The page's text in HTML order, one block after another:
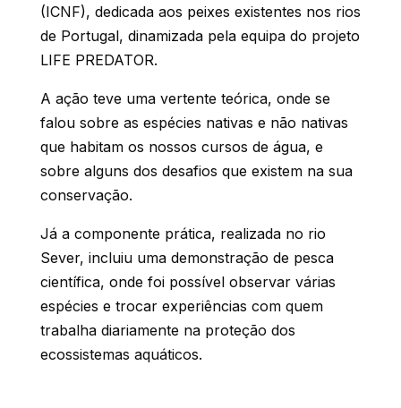
(ICNF), dedicada aos peixes existentes nos rios
de Portugal, dinamizada pela equipa do projeto
LIFE PREDATOR.
A ação teve uma vertente teórica, onde se
falou sobre as espécies nativas e não nativas
que habitam os nossos cursos de água, e
sobre alguns dos desafios que existem na sua
conservação.
Já a componente prática, realizada no rio
Sever, incluiu uma demonstração de pesca
científica, onde foi possível observar várias
espécies e trocar experiências com quem
trabalha diariamente na proteção dos
ecossistemas aquáticos.